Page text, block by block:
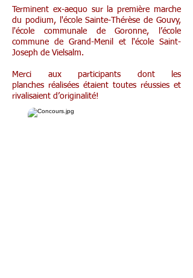
Terminent ex-aequo sur la première marche
du podium, l'école Sainte-Thérèse de Gouvy,
l'école communale de Goronne, l’école
commune de Grand-Menil et l'école Saint-
Joseph de Vielsalm.
Merci aux participants dont les
planches réalisées étaient toutes réussies et
rivalisaient d’originalité!